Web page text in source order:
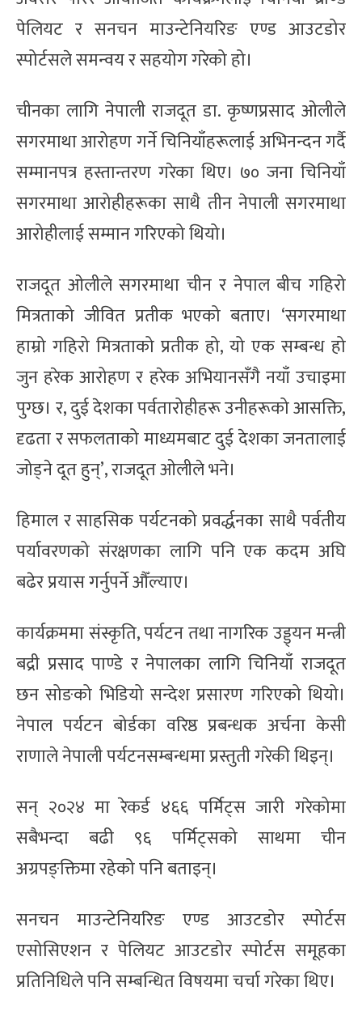
पेलियट र सनचन माउन्टेनियरिङ एण्ड आउटडोर
स्पोर्टसले समन्वय र सहयोग गरेको हो।
चीनका लागि नेपाली राजदूत डा. कृष्णप्रसाद ओलीले
सगरमाथा आरोहण गर्ने चिनियाँहरूलाई अभिनन्दन गर्दै
सम्मानपत्र हस्तान्तरण गरेका थिए। ७० जना चिनियाँ
सगरमाथा आरोहीहरूका साथै तीन नेपाली सगरमाथा
आरोहीलाई सम्मान गरिएको थियो।
राजदूत ओलीले सगरमाथा चीन र नेपाल बीच गहिरो
मित्रताको जीवित प्रतीक भएको बताए। ‘सगरमाथा
हाम्रो गहिरो मित्रताको प्रतीक हो, यो एक सम्बन्ध हो
जुन हरेक आरोहण र हरेक अभियानसँगै नयाँ उचाइमा
पुग्छ। र, दुई देशका पर्वतारोहीहरू उनीहरूको आसक्ति,
दृढता र सफलताको माध्यमबाट दुई देशका जनतालाई
जोड्ने दूत हुन्’, राजदूत ओलीले भने।
हिमाल र साहसिक पर्यटनको प्रवर्द्धनका साथै पर्वतीय
पर्यावरणको संरक्षणका लागि पनि एक कदम अघि
बढेर प्रयास गर्नुपर्ने औँल्याए।
कार्यक्रममा संस्कृति, पर्यटन तथा नागरिक उड्ड्यन मन्त्री
बद्री प्रसाद पाण्डे र नेपालका लागि चिनियाँ राजदूत
छन सोङको भिडियो सन्देश प्रसारण गरिएको थियो।
नेपाल पर्यटन बोर्डका वरिष्ठ प्रबन्धक अर्चना केसी
राणाले नेपाली पर्यटनसम्बन्धमा प्रस्तुती गरेकी थिइन्।
सन् २०२४ मा रेकर्ड ४६६ पर्मिट्स जारी गरेकोमा
सबैभन्दा बढी ९६ पर्मिट्सको साथमा चीन
अग्रपङ्क्तिमा रहेको पनि बताइन्।
सनचन माउन्टेनियरिङ एण्ड आउटडोर स्पोर्टस
एसोसिएशन र पेलियट आउटडोर स्पोर्टस समूहका
प्रतिनिधिले पनि सम्बन्धित विषयमा चर्चा गरेका थिए।